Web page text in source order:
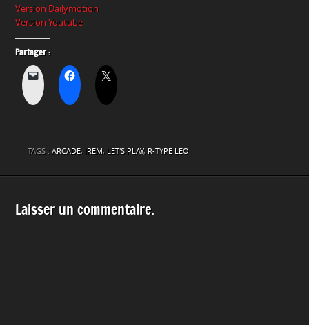
Version Dailymotion
Version Youtube
Partager :
TAGS : ARCADE, IREM, LET'S PLAY, R-TYPE LEO
Laisser un commentaire.